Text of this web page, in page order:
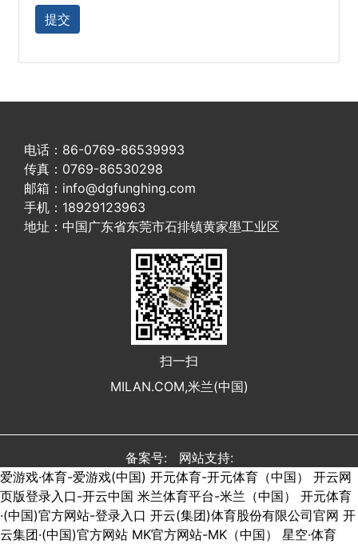
电话：86-0769-86539993
传真：0769-86530298
邮箱：info@dgfunghing.com
手机：18929123963
地址：中国广东省东莞市石排镇黄家壆工业区
扫一扫
MILAN.COM,米兰(中国)
备案号: 网站支持:
爱游戏·体育-爱游戏(中国) 开元体育-开元体育（中国）
开云网
页版登录入口-开云中国 米兰体育平台-米兰（中国）
开元体育
·(中国)官方网站-登录入口 开云(集团)体育股份有限公司官网 开
云集团·(中国)官方网站 MK官方网站-MK（中国） 星空·体育